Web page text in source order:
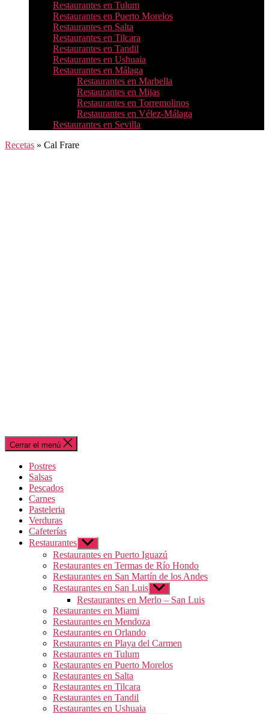
Restaurantes en Tulum
Restaurantes en Puerto Morelos
Restaurantes en Salta
Restaurantes en Tilcara
Restaurantes en Tandil
Restaurantes en Ushuaia
Restaurantes en Málaga
Restaurantes en Marbella
Restaurantes en Mijas
Restaurantes en Torremolinos
Restaurantes en Vélez-Málaga
Restaurantes en Sevilla
Recetas » Cal Frare
Cerrar el menú
Postres
Salsas
Pescados
Carnes
Pasteleria
Verduras
Cafeterías
Restaurantes Mostrar
el
submenú
Restaurantes en Puerto Iguazú
Restaurantes en Termas de Río Hondo
Restaurantes en San Martín de los Andes
Restaurantes en San Luis Mostrar
el
submenú
Restaurantes en Merlo – San Luis
Restaurantes en Miami
Restaurantes en Mendoza
Restaurantes en Orlando
Restaurantes en Playa del Carmen
Restaurantes en Tulum
Restaurantes en Puerto Morelos
Restaurantes en Salta
Restaurantes en Tilcara
Restaurantes en Tandil
Restaurantes en Ushuaia